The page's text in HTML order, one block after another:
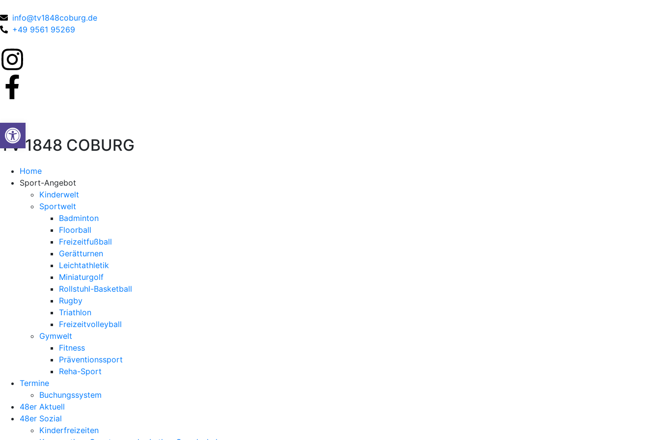
info@tv1848coburg.de
+49 9561 95269
TV 1848 COBURG
Home
Sport-Angebot
Kinderwelt
Sportwelt
Badminton
Floorball
Freizeitfußball
Gerätturnen
Leichtathletik
Miniaturgolf
Rollstuhl-Basketball
Rugby
Triathlon
Freizeitvolleyball
Gymwelt
Fitness
Präventionssport
Reha-Sport
Termine
Buchungssystem
48er Aktuell
48er Sozial
Kinderfreizeiten
Werkzeugleiste öffnen